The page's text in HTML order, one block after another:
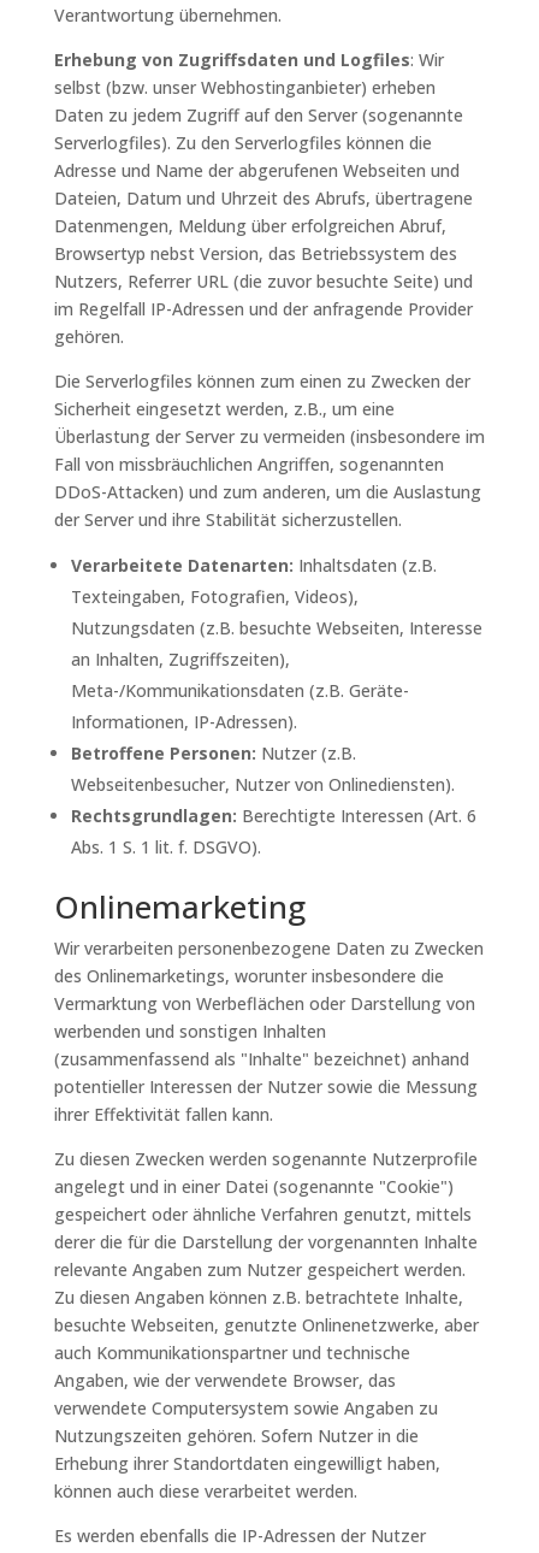
Verantwortung übernehmen.
Erhebung von Zugriffsdaten und Logfiles: Wir
selbst (bzw. unser Webhostinganbieter) erheben
Daten zu jedem Zugriff auf den Server (sogenannte
Serverlogfiles). Zu den Serverlogfiles können die
Adresse und Name der abgerufenen Webseiten und
Dateien, Datum und Uhrzeit des Abrufs, übertragene
Datenmengen, Meldung über erfolgreichen Abruf,
Browsertyp nebst Version, das Betriebssystem des
Nutzers, Referrer URL (die zuvor besuchte Seite) und
im Regelfall IP-Adressen und der anfragende Provider
gehören.
Die Serverlogfiles können zum einen zu Zwecken der
Sicherheit eingesetzt werden, z.B., um eine
Überlastung der Server zu vermeiden (insbesondere im
Fall von missbräuchlichen Angriffen, sogenannten
DDoS-Attacken) und zum anderen, um die Auslastung
der Server und ihre Stabilität sicherzustellen.
Verarbeitete Datenarten: Inhaltsdaten (z.B.
Texteingaben, Fotografien, Videos),
Nutzungsdaten (z.B. besuchte Webseiten, Interesse
an Inhalten, Zugriffszeiten),
Meta-/Kommunikationsdaten (z.B. Geräte-
Informationen, IP-Adressen).
Betroffene Personen: Nutzer (z.B.
Webseitenbesucher, Nutzer von Onlinediensten).
Rechtsgrundlagen: Berechtigte Interessen (Art. 6
Abs. 1 S. 1 lit. f. DSGVO).
Onlinemarketing
Wir verarbeiten personenbezogene Daten zu Zwecken
des Onlinemarketings, worunter insbesondere die
Vermarktung von Werbeflächen oder Darstellung von
werbenden und sonstigen Inhalten
(zusammenfassend als "Inhalte" bezeichnet) anhand
potentieller Interessen der Nutzer sowie die Messung
ihrer Effektivität fallen kann.
Zu diesen Zwecken werden sogenannte Nutzerprofile
angelegt und in einer Datei (sogenannte "Cookie")
gespeichert oder ähnliche Verfahren genutzt, mittels
derer die für die Darstellung der vorgenannten Inhalte
relevante Angaben zum Nutzer gespeichert werden.
Zu diesen Angaben können z.B. betrachtete Inhalte,
besuchte Webseiten, genutzte Onlinenetzwerke, aber
auch Kommunikationspartner und technische
Angaben, wie der verwendete Browser, das
verwendete Computersystem sowie Angaben zu
Nutzungszeiten gehören. Sofern Nutzer in die
Erhebung ihrer Standortdaten eingewilligt haben,
können auch diese verarbeitet werden.
Es werden ebenfalls die IP-Adressen der Nutzer